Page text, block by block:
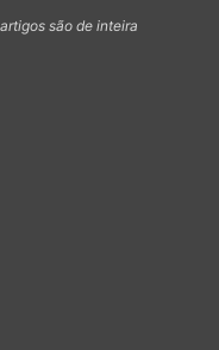
são de inteira